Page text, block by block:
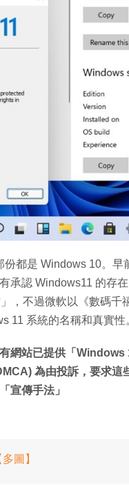
都是 Windows 10。
承認 Windows11 的存
，不過微軟以《數碼千
11 系統的名稱和真實性
網站已提供「Windows
為由投訴，要求這
宣傳手法」
圖】